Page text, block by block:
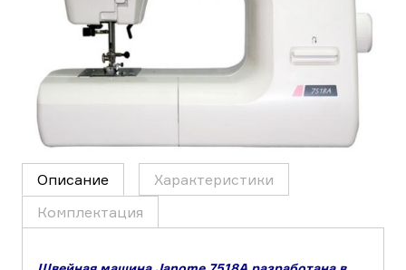
Описание
Характеристики
Комплектация